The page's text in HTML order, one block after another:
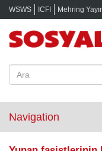
WSWS ICFI Mehring
Navigation